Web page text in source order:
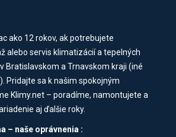
ako 12 rokov, ak potrebujete
alebo servis klimatizácií a tepelných
Bratislavskom a Trnavskom kraji (iné
Pridajte sa k našim spokojným
Klimy.net – poradíme, namontujete a
aj ďalšie roky.
– naše oprávnenia :